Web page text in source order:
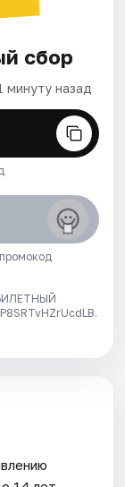
сбор
минуту назад